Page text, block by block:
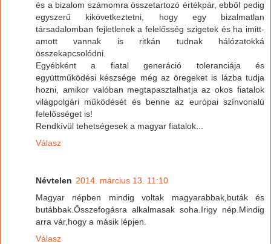
és a bizalom számomra összetartozó értékpár, ebből pedig
egyszerű kikövetkeztetni, hogy egy bizalmatlan
társadalomban fejletlenek a felelősség szigetek és ha imitt-
amott vannak is ritkán tudnak hálózatokká
összekapcsolódni.
Egyébként a fiatal generáció toleranciája és
együttműködési készsége még az öregeket is lázba tudja
hozni, amikor valóban megtapasztalhatja az okos fiatalok
világpolgári működését és benne az európai színvonalú
felelősséget is!
Rendkívül tehetségesek a magyar fiatalok...
Válasz
Névtelen 2014. március 13. 11:10
Magyar népben mindig voltak magyarabbak,buták és
butábbak.Összefogásra alkalmasak soha.Irigy nép.Mindig
arra vár,hogy a másik lépjen.
Válasz